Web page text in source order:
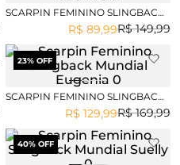
SCARPIN FEMININO SLINGBACK
VIZZANO JOANNA
R$ 149,99
R$ 89,99
23% OFF
SCARPIN FEMININO SLINGBACK
MUNDIAL EUGENIA
R$ 169,99
R$ 129,99
40% OFF